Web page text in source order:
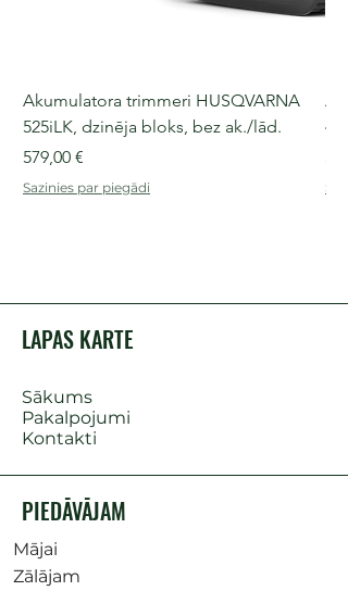
Akumulatora trimmeri HUSQVARNA
525iLK, dzinēja bloks, bez ak./lād.
Cena
579,00 €
Sazinies par piegādi
LAPAS KARTE
Sākums
Pakalpojumi
Kontakti
PIEDĀVĀJAM
Mājai
Zālājam